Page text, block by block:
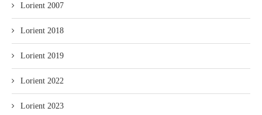
Lorient 2007
Lorient 2018
Lorient 2019
Lorient 2022
Lorient 2023